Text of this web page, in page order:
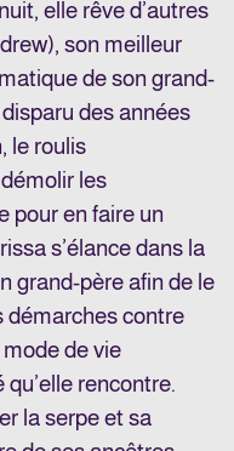
elle rêve d’autres
son meilleur
de son grand-
des années
le roulis
les
pour en faire un
s’élance dans la
grand-père afin de le
démarches contre
de vie
rencontre.
la serpe et sa